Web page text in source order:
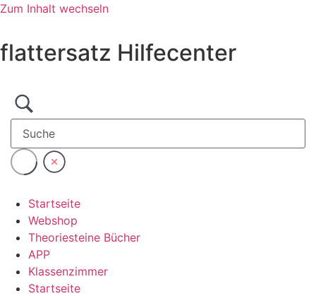
Zum Inhalt wechseln
flattersatz Hilfecenter
Startseite
Webshop
Theoriesteine Bücher
APP
Klassenzimmer
Startseite